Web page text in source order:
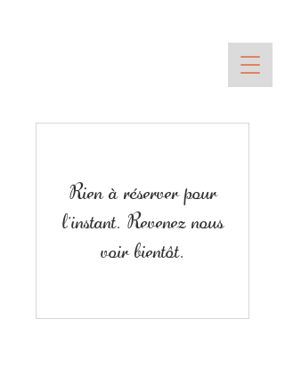
Rien à réserver pour
l'instant. Revenez nous
voir bientôt.